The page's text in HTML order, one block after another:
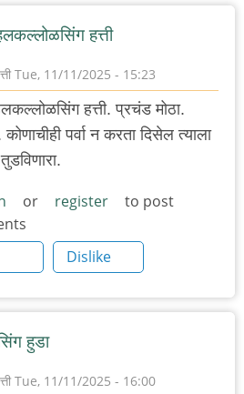
हत्ती
Tue, 11/11/2025 - 15:23
हत्ती. प्रचंड मोठा.
पर्वा न करता दिसेल त्याला
or register
to post
Dislike
हुडा
Tue, 11/11/2025 - 16:00